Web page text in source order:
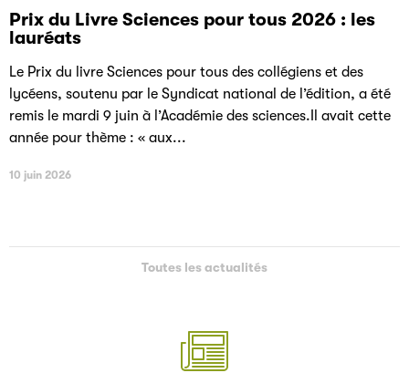
Prix du Livre Sciences pour tous 2026 : les
lauréats
Le Prix du livre Sciences pour tous des collégiens et des
lycéens, soutenu par le Syndicat national de l’édition, a été
remis le mardi 9 juin à l’Académie des sciences.Il avait cette
année pour thème : « aux...
10 juin 2026
Toutes les actualités